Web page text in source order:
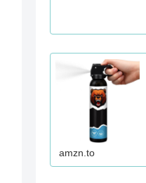
amzn.to